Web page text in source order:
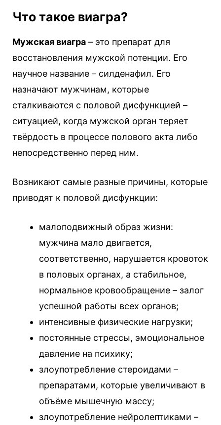
Что такое виагра?
Мужская виагра – это препарат для
восстановления мужской потенции. Его
научное название – силденафил. Его
назначают мужчинам, которые
сталкиваются с половой дисфункцией –
ситуацией, когда мужской орган теряет
твёрдость в процессе полового акта либо
непосредственно перед ним.
Возникают самые разные причины, которые
приводят к половой дисфункции:
малоподвижный образ жизни:
мужчина мало двигается,
соответственно, нарушается кровоток
в половых органах, а стабильное,
нормальное кровообращение – залог
успешной работы всех органов;
интенсивные физические нагрузки;
постоянные стрессы, эмоциональное
давление на психику;
злоупотребление стероидами –
препаратами, которые увеличивают в
объёме мышечную массу;
злоупотребление нейролептиками –